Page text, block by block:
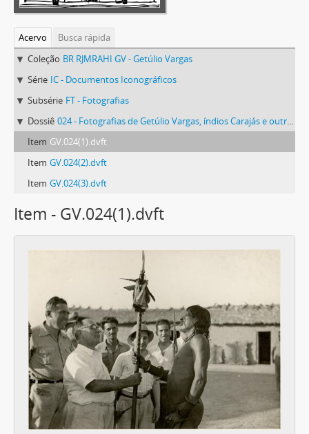
Acervo
Busca rápida
Coleção BR RJMRAHI GV - Getúlio Vargas
Série IC - Documentos Iconográficos
Subsérie FT - Fotografias
Dossiê 024 - Fotografias de Getúlio Vargas, índios Carajás e outros, na Ilha do Bananal (TO)
Item GV.024(1).dvft
Item GV.024(2).dvft
Item GV.024(3).dvft
Item - GV.024(1).dvft